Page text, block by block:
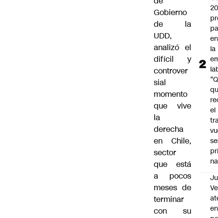
Gobierno
de la
UDD,
analizó el
difícil y
controver
sial
momento
que vive
la
derecha
en Chile,
sector
que está
a pocos
meses de
terminar
con su
20
la
el